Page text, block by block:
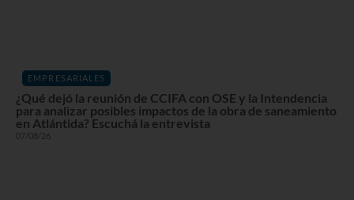
EMPRESARIALES
¿Qué dejó la reunión de CCIFA con OSE y la Intendencia
para analizar posibles impactos de la obra de saneamiento
en Atlántida? Escuchá la entrevista
07/08/26